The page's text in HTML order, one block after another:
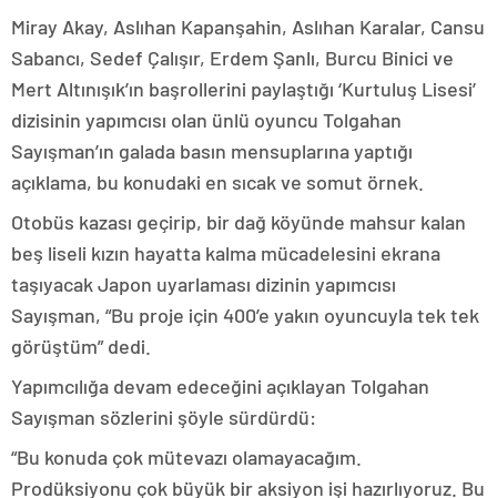
Miray Akay, Aslıhan Kapanşahin, Aslıhan Karalar, Cansu
Sabancı, Sedef Çalışır, Erdem Şanlı, Burcu Binici ve
Mert Altınışık’ın başrollerini paylaştığı ‘Kurtuluş Lisesi’
dizisinin yapımcısı olan ünlü oyuncu Tolgahan
Sayışman’ın galada basın mensuplarına yaptığı
açıklama, bu konudaki en sıcak ve somut örnek.
Otobüs kazası geçirip, bir dağ köyünde mahsur kalan
beş liseli kızın hayatta kalma mücadelesini ekrana
taşıyacak Japon uyarlaması dizinin yapımcısı
Sayışman, “Bu proje için 400’e yakın oyuncuyla tek tek
görüştüm” dedi.
Yapımcılığa devam edeceğini açıklayan Tolgahan
Sayışman sözlerini şöyle sürdürdü:
“Bu konuda çok mütevazı olamayacağım.
Prodüksiyonu çok büyük bir aksiyon işi hazırlıyoruz. Bu